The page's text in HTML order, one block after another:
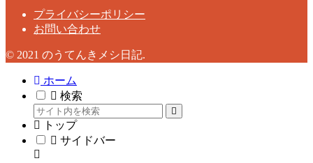
プライバシーポリシー
お問い合わせ
© 2021 のうてんきメシ日記.
ホーム
検索
トップ
サイドバー